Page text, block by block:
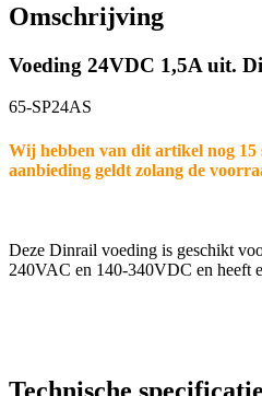
Omschrijving
Voeding 24VDC 1,5A uit.
65-SP24AS
Wij hebben van dit artikel nog 15
aanbieding geldt zolang de
Deze Dinrail voeding is geschikt
240VAC en 140-340VDC en heeft